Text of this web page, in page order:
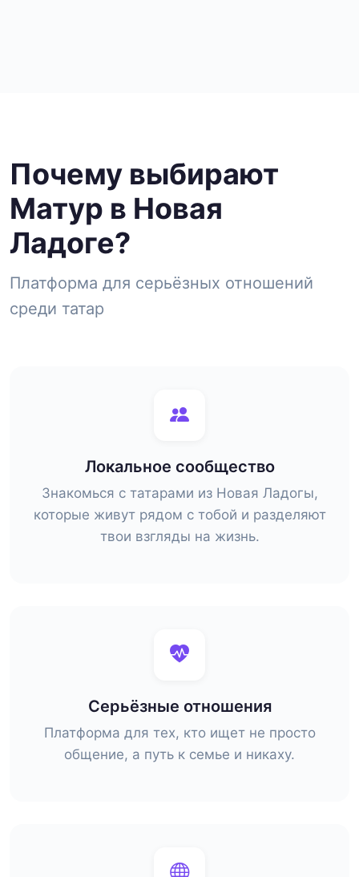
Почему выбирают
Матур в Новая
Ладоге?
Платформа для серьёзных отношений
среди татар
Локальное сообщество
Знакомься с татарами из Новая Ладогы,
которые живут рядом с тобой и разделяют
твои взгляды на жизнь.
Серьёзные отношения
Платформа для тех, кто ищет не просто
общение, а путь к семье и никаху.